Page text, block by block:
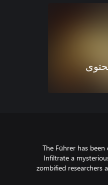
The Führer has been
Infiltrate a
zombified researchers